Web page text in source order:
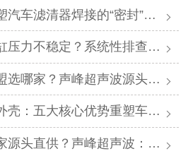
车滤清器焊接的“密封”革命
定？系统性排查与专业解决方案
峰超声波源头工厂，低门槛诚邀合伙人
大核心优势重塑车灯焊接标准
波：广东实力工厂，诚邀浙江经销商加盟合作